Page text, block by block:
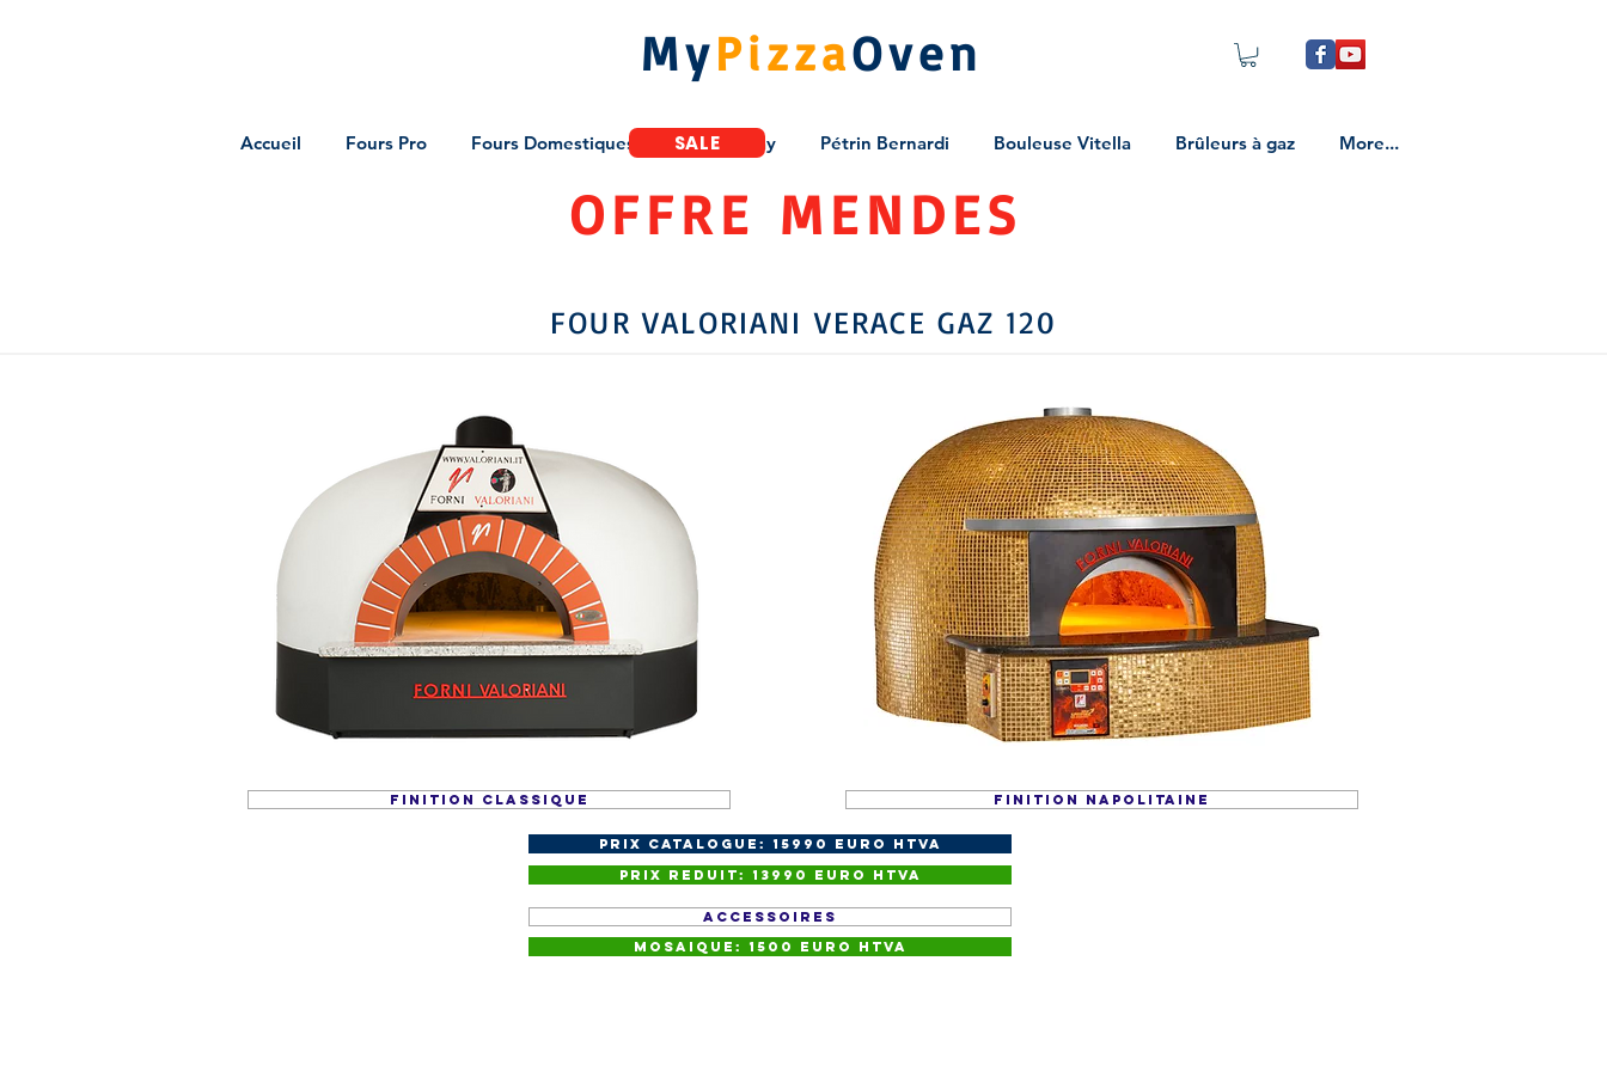
MyPizzaOven
Accueil Fours Pro Fours Domestiques BlackFriday Pétrin Bernardi Bouleuse Vitella Brûleurs à gaz More...
SALE
OFFRE MENDES
FOUR VALORIANI VERACE GAZ 120
FINITION CLASSIQUE FINITION NAPOLITAINE
Prix Catalogue: 15990 euro HTVA
Prix Reduit: 13990 euro HTVA
ACCESSOIRES
Mosaique: 1500 euro HTVA